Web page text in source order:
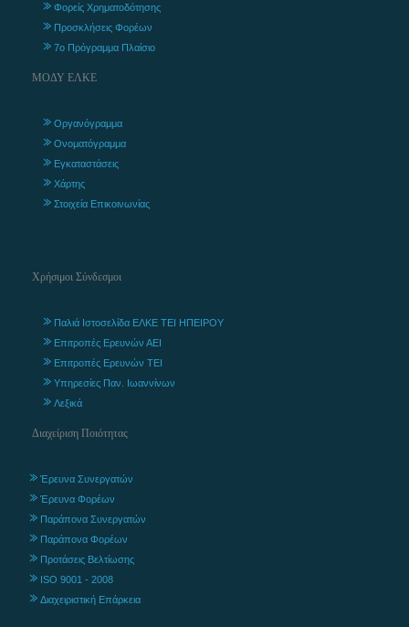
Φορείς Χρηματοδότησης
Προσκλήσεις Φορέων
7ο Πρόγραμμα Πλαίσιο
ΜΟΔΥ ΕΛΚΕ
Οργανόγραμμα
Ονοματόγραμμα
Εγκαταστάσεις
Χάρτης
Στοιχεία Επικοινωνίας
Χρήσιμοι Σύνδεσμοι
Παλιά Ιστοσελίδα ΕΛΚΕ ΤΕΙ ΗΠΕΙΡΟΥ
Επιτροπές Ερευνών ΑΕΙ
Επιτροπές Ερευνών ΤΕΙ
Υπηρεσίες Παν. Ιωαννίνων
Λεξικά
Διαχείριση Ποιότητας
Έρευνα Συνεργατών
Έρευνα Φορέων
Παράπονα Συνεργατών
Παράπονα Φορέων
Προτάσεις Βελτίωσης
ISO 9001 - 2008
Διαχειριστική Επάρκεια